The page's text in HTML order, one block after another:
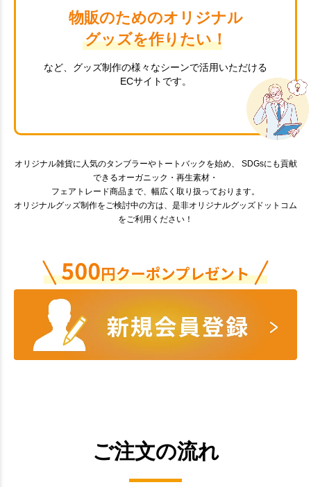
物販のためのオリジナル
グッズを作りたい！
など、グッズ制作の様々なシーンで活用いただける
ECサイトです。
オリジナル雑貨に人気のタンブラーやトートバックを始め、 SDGsにも貢献
できるオーガニック・再生素材・
フェアトレード商品まで、幅広く取り扱っております。
オリジナルグッズ制作をご検討中の方は、是非オリジナルグッズドットコム
をご利用ください！
ご注文の流れ